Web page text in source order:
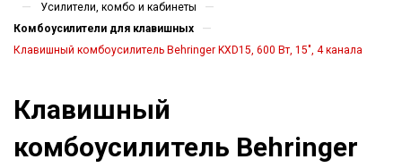
— Усилители, комбо и кабинеты —
Комбоусилители для клавишных —
Клавишный комбоусилитель Behringer KXD15, 600 Вт, 15", 4 канала
Клавишный
комбоусилитель Behringer